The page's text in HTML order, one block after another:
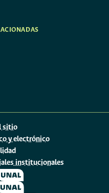
sitio
y electrónico
institucionales